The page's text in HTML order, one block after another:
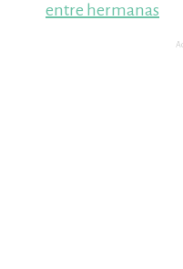
entre hermanas